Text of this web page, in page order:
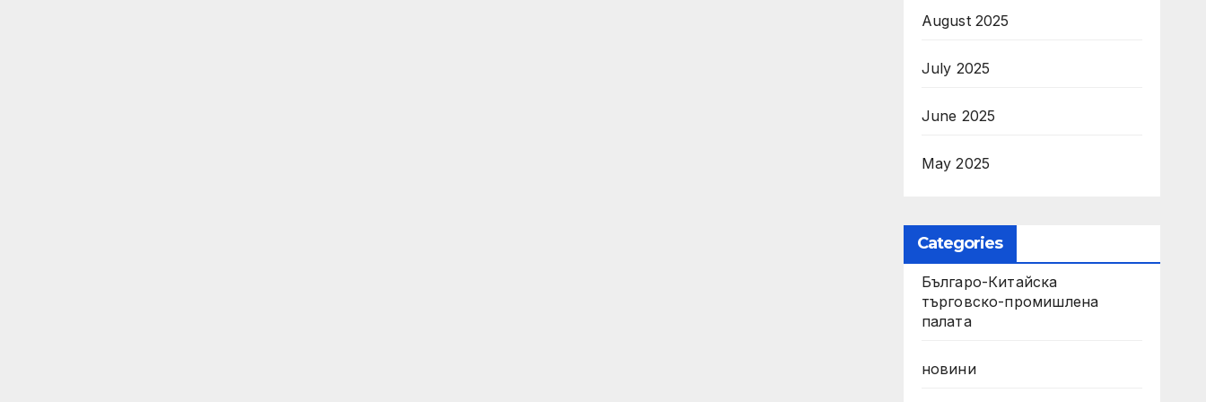
August 2025
July 2025
June 2025
May 2025
Categories
Българо-Китайска
търговско-промишлена
палата
новини